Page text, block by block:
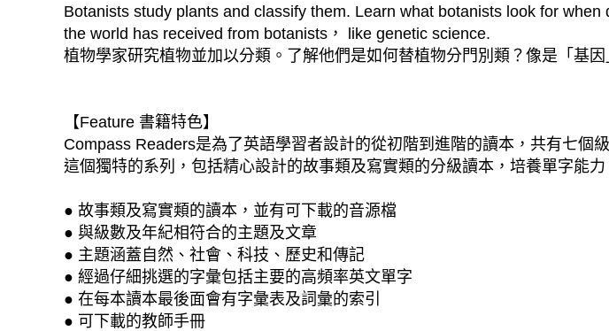
Botanists study plants and classify them. Learn what botanists look for
the world has received from botanists， like genetic science.
植物學家研究植物並加以分類。了解他們是如何替植物分門別類？像是「基
【Feature 書籍特色】
Compass Readers是為了英語學習者設計的從初階到進階的讀本，共有七個
這個獨特的系列，包括精心設計的故事類及寫實類的分級讀本，培養單字能
● 故事類及寫實類的讀本，並有可下載的音源檔
● 與級數及年紀相符合的主題及文章
● 主題涵蓋自然、社會、科技、歷史和傳記
● 經過仔細挑選的字彙包括主要的高頻率英文單字
● 在每本讀本最後面會有字彙表及詞彙的索引
● 可下載的教師手冊